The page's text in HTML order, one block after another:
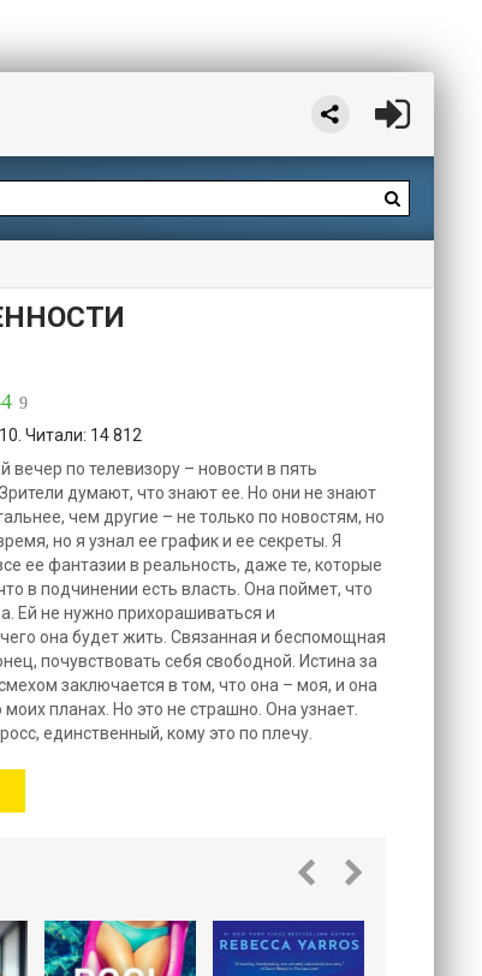
9
Читали: 14 812
по телевизору – новости в пять
думают, что знают ее. Но они не знают
чем другие – не только по новостям, но
но я узнал ее график и ее секреты. Я
ее фантазии в реальность, даже те, которые
в подчинении есть власть. Она поймет, что
Ей не нужно прихорашиваться и
она будет жить. Связанная и беспомощная
почувствовать себя свободной. Истина за
заключается в том, что она – моя, и она
планах. Но это не страшно. Она узнает.
единственный, кому это по плечу.